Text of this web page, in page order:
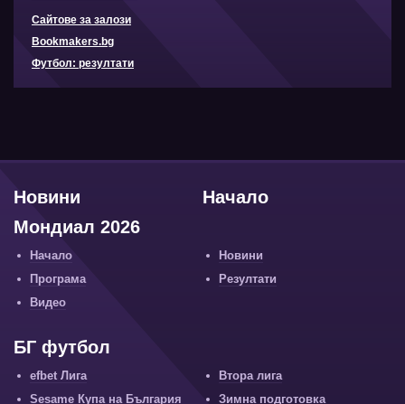
Сайтове за залози
Bookmakers.bg
Футбол: резултати
Начало
Новини
Мондиал 2026
Начало
Новини
Програма
Резултати
Видео
БГ футбол
efbet Лига
Втора лига
Sesame Купа на България
Зимна подготовка